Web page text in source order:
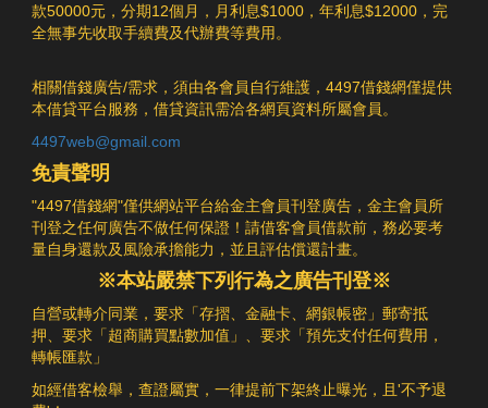
款50000元，分期12個月，月利息$1000，年利息$12000，完
全無事先收取手續費及代辦費等費用。
相關借錢廣告/需求，須由各會員自行維護，4497借錢網僅提供
本借貸平台服務，借貸資訊需洽各網頁資料所屬會員。
4497web@gmail.com
免責聲明
"4497借錢網"僅供網站平台給金主會員刊登廣告，金主會員所
刊登之任何廣告不做任何保證！請借客會員借款前，務必要考
量自身還款及風險承擔能力，並且評估償還計畫。
※本站嚴禁下列行為之廣告刊登※
自營或轉介同業，要求「存摺、金融卡、網銀帳密」郵寄抵
押、要求「超商購買點數加值」、要求「預先支付任何費用，
轉帳匯款」
如經借客檢舉，查證屬實，一律提前下架終止曝光，且'不予退